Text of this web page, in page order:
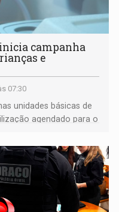
campanha
e
07:30
unidades básicas de
agendado para o